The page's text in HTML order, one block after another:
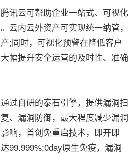
云可帮助企业一站式、可视化
云内云外资产可实现统一纳管，
;同时，可视化预警在降低客户
幅提升安全运营的及时性、准确
自研的泰石引擎，提供漏洞扫
、漏洞防御，最大程度减少漏洞
响，首创免重启技术，即开即
99.999%;0day原生免疫，漏洞